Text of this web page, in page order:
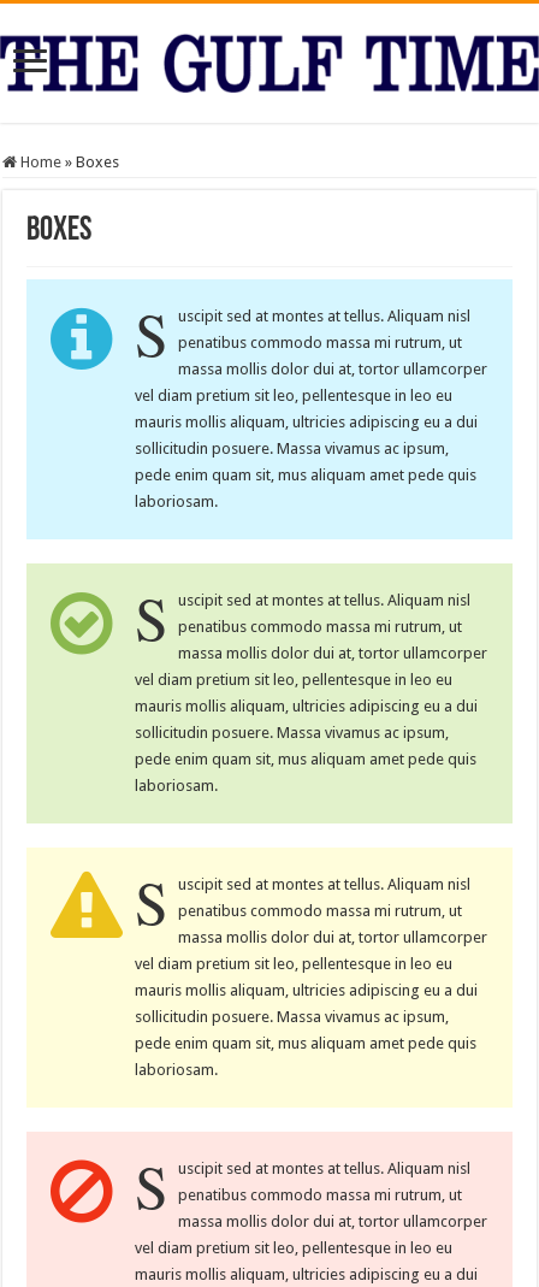
Home » Boxes
Boxes
S
uscipit sed at montes at tellus. Aliquam nisl
penatibus commodo massa mi rutrum, ut
massa mollis dolor dui at, tortor ullamcorper
vel diam pretium sit leo, pellentesque in leo eu
mauris mollis aliquam, ultricies adipiscing eu a dui
sollicitudin posuere. Massa vivamus ac ipsum,
pede enim quam sit, mus aliquam amet pede quis
laboriosam.
S
uscipit sed at montes at tellus. Aliquam nisl
penatibus commodo massa mi rutrum, ut
massa mollis dolor dui at, tortor ullamcorper
vel diam pretium sit leo, pellentesque in leo eu
mauris mollis aliquam, ultricies adipiscing eu a dui
sollicitudin posuere. Massa vivamus ac ipsum,
pede enim quam sit, mus aliquam amet pede quis
laboriosam.
S
uscipit sed at montes at tellus. Aliquam nisl
penatibus commodo massa mi rutrum, ut
massa mollis dolor dui at, tortor ullamcorper
vel diam pretium sit leo, pellentesque in leo eu
mauris mollis aliquam, ultricies adipiscing eu a dui
sollicitudin posuere. Massa vivamus ac ipsum,
pede enim quam sit, mus aliquam amet pede quis
laboriosam.
S
uscipit sed at montes at tellus. Aliquam nisl
penatibus commodo massa mi rutrum, ut
massa mollis dolor dui at, tortor ullamcorper
vel diam pretium sit leo, pellentesque in leo eu
mauris mollis aliquam, ultricies adipiscing eu a dui